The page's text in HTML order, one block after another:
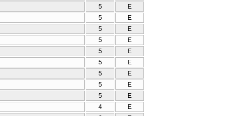
5
E
5
E
5
E
5
E
5
E
5
E
5
E
5
E
5
E
4
E